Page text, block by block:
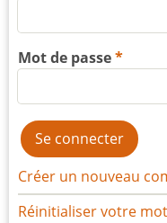
Mot de passe
Créer un nouveau
Réinitialiser votre